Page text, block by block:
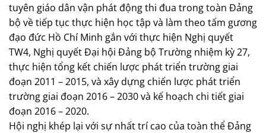
tuyên giáo dân vận phát động thi đua trong toàn Đảng
bộ về tiếp tục thực hiện học tập và làm theo tấm gương
đạo đức Hồ Chí Minh gắn với thực hiện Nghị quyết
TW4, Nghị quyết Đại hội Đảng bộ Trường nhiệm kỳ 27,
thực hiện tổng kết chiến lược phát triển trường giai
đoạn 2011 – 2015, và xây dựng chiến lược phát triển
trường giai đoạn 2016 – 2030 và kế hoạch chi tiết giai
đoạn 2016 – 2020.
Hội nghị khép lại với sự nhất trí cao của toàn thể Đảng